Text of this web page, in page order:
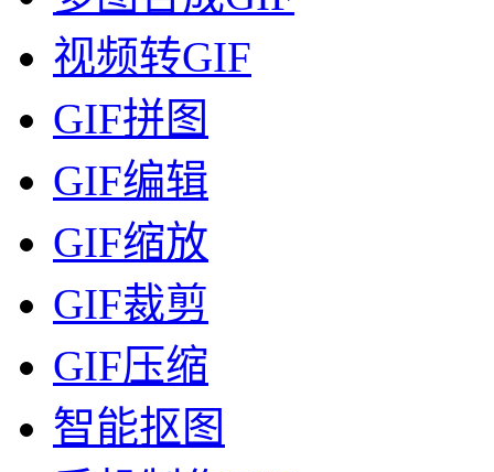
视频转GIF
GIF拼图
GIF编辑
GIF缩放
GIF裁剪
GIF压缩
智能抠图